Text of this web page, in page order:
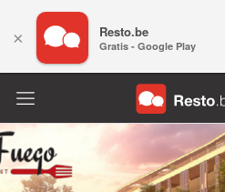
× Resto.be
Gratis - Google Play